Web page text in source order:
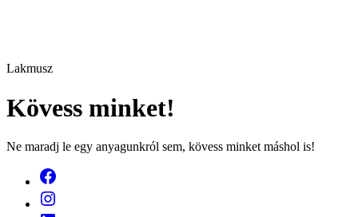
Lakmusz
Kövess minket!
Ne maradj le egy anyagunkról sem, kövess minket máshol is!